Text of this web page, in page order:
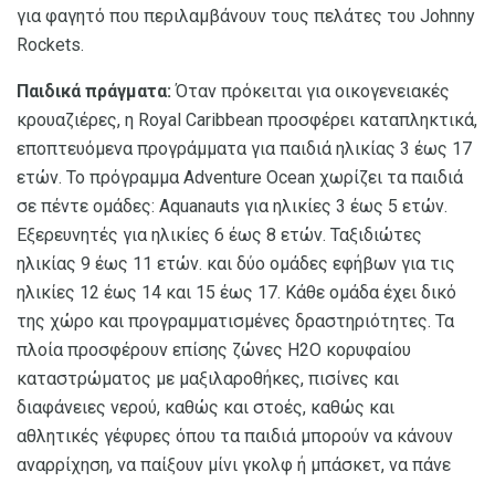
για φαγητό που περιλαμβάνουν τους πελάτες του Johnny
Rockets.
Παιδικά πράγματα: Όταν πρόκειται για οικογενειακές
κρουαζιέρες, η Royal Caribbean προσφέρει καταπληκτικά,
εποπτευόμενα προγράμματα για παιδιά ηλικίας 3 έως 17
ετών. Το πρόγραμμα Adventure Ocean χωρίζει τα παιδιά
σε πέντε ομάδες: Aquanauts για ηλικίες 3 έως 5 ετών.
Εξερευνητές για ηλικίες 6 έως 8 ετών. Ταξιδιώτες
ηλικίας 9 έως 11 ετών. και δύο ομάδες εφήβων για τις
ηλικίες 12 έως 14 και 15 έως 17. Κάθε ομάδα έχει δικό
της χώρο και προγραμματισμένες δραστηριότητες. Τα
πλοία προσφέρουν επίσης ζώνες H2O κορυφαίου
καταστρώματος με μαξιλαροθήκες, πισίνες και
διαφάνειες νερού, καθώς και στοές, καθώς και
αθλητικές γέφυρες όπου τα παιδιά μπορούν να κάνουν
αναρρίχηση, να παίξουν μίνι γκολφ ή μπάσκετ, να πάνε